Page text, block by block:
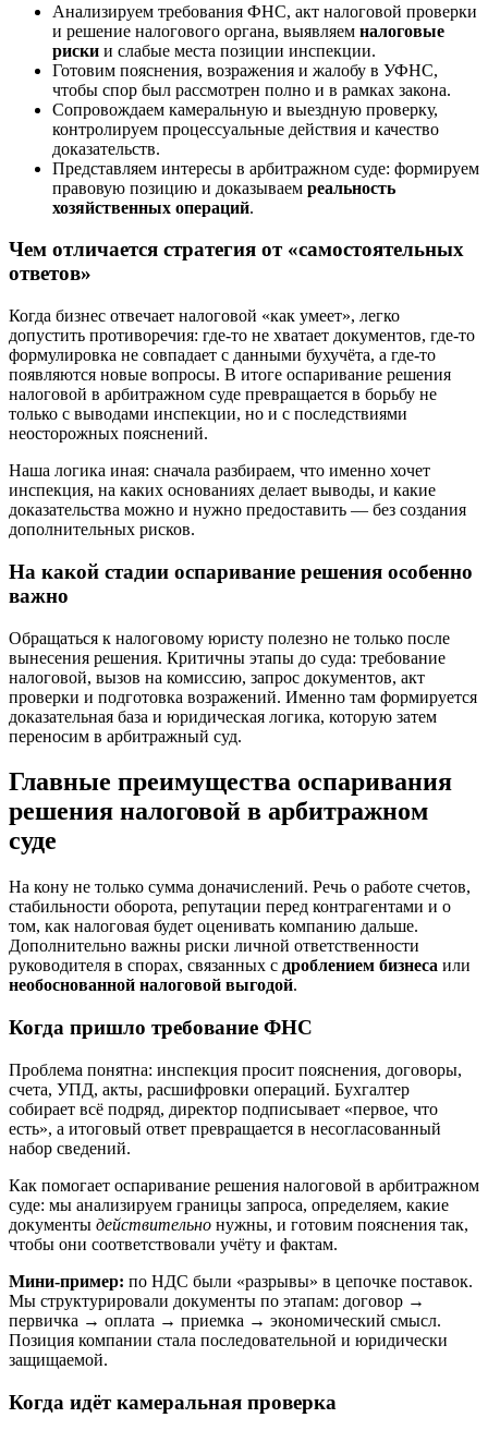
Анализируем требования ФНС, акт налоговой проверки
и решение налогового органа, выявляем налоговые
риски и слабые места позиции инспекции.
Готовим пояснения, возражения и жалобу в УФНС,
чтобы спор был рассмотрен полно и в рамках закона.
Сопровождаем камеральную и выездную проверку,
контролируем процессуальные действия и качество
доказательств.
Представляем интересы в арбитражном суде: формируем
правовую позицию и доказываем реальность
хозяйственных операций.
Чем отличается стратегия от «самостоятельных
ответов»
Когда бизнес отвечает налоговой «как умеет», легко
допустить противоречия: где-то не хватает документов, где-то
формулировка не совпадает с данными бухучёта, а где-то
появляются новые вопросы. В итоге оспаривание решения
налоговой в арбитражном суде превращается в борьбу не
только с выводами инспекции, но и с последствиями
неосторожных пояснений.
Наша логика иная: сначала разбираем, что именно хочет
инспекция, на каких основаниях делает выводы, и какие
доказательства можно и нужно предоставить — без создания
дополнительных рисков.
На какой стадии оспаривание решения особенно
важно
Обращаться к налоговому юристу полезно не только после
вынесения решения. Критичны этапы до суда: требование
налоговой, вызов на комиссию, запрос документов, акт
проверки и подготовка возражений. Именно там формируется
доказательная база и юридическая логика, которую затем
переносим в арбитражный суд.
Главные преимущества оспаривания
решения налоговой в арбитражном
суде
На кону не только сумма доначислений. Речь о работе счетов,
стабильности оборота, репутации перед контрагентами и о
том, как налоговая будет оценивать компанию дальше.
Дополнительно важны риски личной ответственности
руководителя в спорах, связанных с дроблением бизнеса или
необоснованной налоговой выгодой.
Когда пришло требование ФНС
Проблема понятна: инспекция просит пояснения, договоры,
счета, УПД, акты, расшифровки операций. Бухгалтер
собирает всё подряд, директор подписывает «первое, что
есть», а итоговый ответ превращается в несогласованный
набор сведений.
Как помогает оспаривание решения налоговой в арбитражном
суде: мы анализируем границы запроса, определяем, какие
документы действительно нужны, и готовим пояснения так,
чтобы они соответствовали учёту и фактам.
Мини-пример: по НДС были «разрывы» в цепочке поставок.
Мы структурировали документы по этапам: договор →
первичка → оплата → приемка → экономический смысл.
Позиция компании стала последовательной и юридически
защищаемой.
Когда идёт камеральная проверка